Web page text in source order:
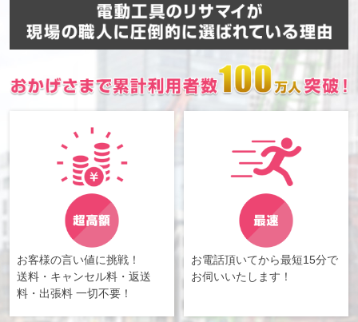
お客様の言い値に挑戦！
送料・キャンセル料・返送
料・出張料 一切不要！
お電話頂いてから最短15分で
お伺いいたします！